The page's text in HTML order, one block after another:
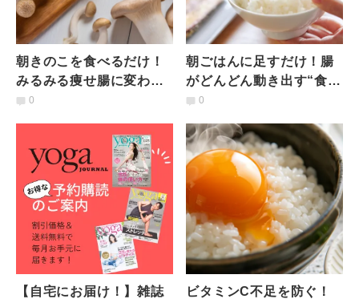
朝きのこを食べるだけ！
みるみる痩せ腸に変わる
「きのこ」の食べ方｜管
0
朝ごはんに足すだけ！腸
がどんどん動き出す“食物
繊維たっぷりな食材”と
0
【自宅にお届け！】雑誌 ビタミンC不足を防ぐ！